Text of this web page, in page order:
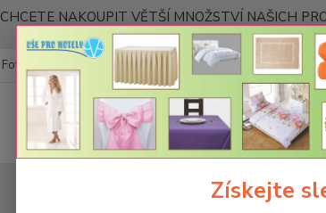
CHCETE NAKOUPIT VĚTŠÍ MNOŽSTVÍ NAŠICH
Fotogalerie Kontakty
Bavlněné prostěradla
Získejte